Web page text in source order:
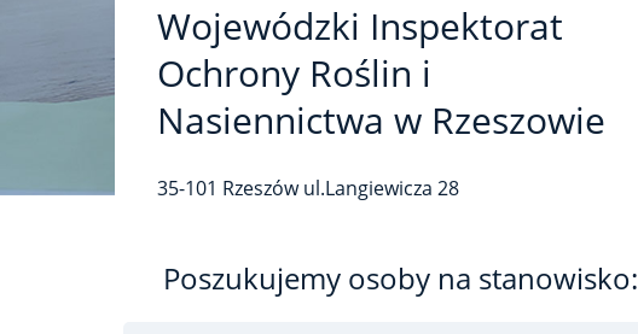
Wojewódzki Inspektorat
Ochrony Roślin i
Nasiennictwa w Rzeszowie
35-101 Rzeszów ul.Langiewicza 28
Poszukujemy osoby na stanowisko: